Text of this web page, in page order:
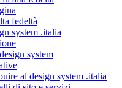
fedeltà
system .italia
system
al design system .italia